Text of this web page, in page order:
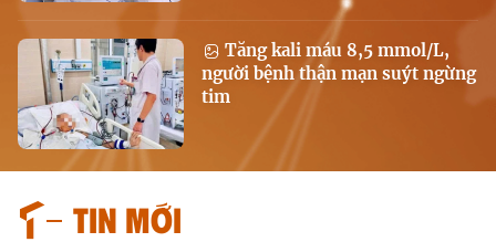
Tăng kali máu 8,5 mmol/L,
người bệnh thận mạn suýt ngừng
tim
Tin mới